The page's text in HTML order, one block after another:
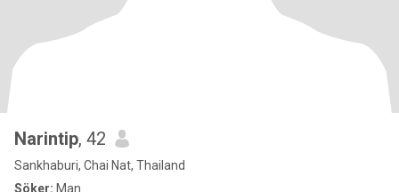
Narintip, 42
Sankhaburi, Chai Nat, Thailand
Söker: Man